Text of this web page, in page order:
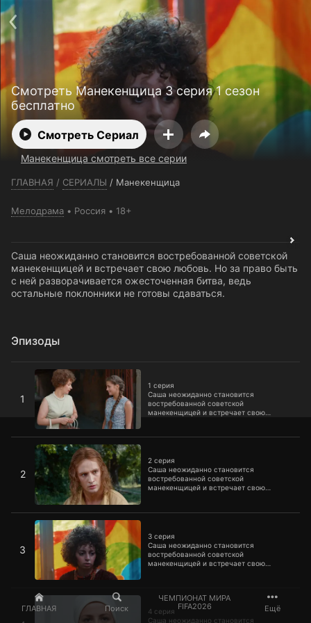
ГЛАВНАЯ Поиск
ЧЕМПИОНАТ МИРА
FIFA2026
Ещё
Смотреть Манекенщица 3 серия 1 сезон
бесплатно
Смотреть Сериал
Манекенщица смотреть все серии
ГЛАВНАЯ / СЕРИАЛЫ / Манекенщица
Мелодрама Россия 18+
Саша неожиданно становится востребованной советской
манекенщицей и встречает свою любовь. Но за право быть
с ней разворачивается ожесточенная битва, ведь
остальные поклонники не готовы сдаваться.
Эпизоды
1
1 серия
Саша неожиданно становится
востребованной советской
манекенщицей и встречает свою
ведь остальные поклонники не готовы
1 серия
2
2 серия
Саша неожиданно становится
востребованной советской
манекенщицей и встречает свою
ведь остальные поклонники не готовы
2 серия
3
3 серия
Саша неожиданно становится
востребованной советской
манекенщицей и встречает свою
сдаваться.
3 серия
4 серия
Саша неожиданно становится
4 серия
Телефон поддержки:+7 (727) 323 10 92
Пользовательское соглашение
Политика конфиденциальности
Открыть приложение
Ввести промокод